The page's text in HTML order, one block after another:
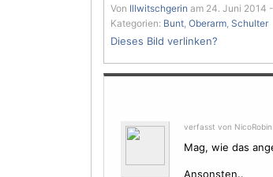
Von Illwitschgerin am 24. Juni 2014
Kategorien: Bunt, Oberarm, Schulter
Dieses Bild verlinken?
verfasst von
Mag, wie das
Ansonsten..